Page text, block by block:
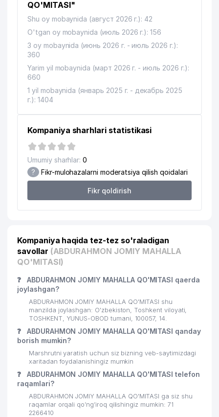
QO'MITASI"
Shu oy mobaynida (август 2026 г.): 42
O'tgan oy mobaynida (июль 2026 г.): 156
3 oy mobaynida (июнь 2026 г. - июль 2026 г.):
360
Yarim yil mobaynida (март 2026 г. - июль 2026 г.):
660
1 yil mobaynida (январь 2025 г. - декабрь 2025
г.): 1404
Kompaniya sharhlari statistikasi
Umumiy sharhlar: 0
? Fikr-mulohazalarni moderatsiya qilish qoidalari
Fikr qoldirish
Kompaniya haqida tez-tez so'raladigan
savollar (ABDURAHMON JOMIY MAHALLA
QO'MITASI)
❓
ABDURAHMON JOMIY MAHALLA QO'MITASI qaerda
joylashgan?
ABDURAHMON JOMIY MAHALLA QO'MITASI shu
manzilda joylashgan: O'zbekiston, Toshkent viloyati,
TOSHKENT, YUNUS-OBOD tumani, 100057, 14.
❓
ABDURAHMON JOMIY MAHALLA QO'MITASI qanday
borish mumkin?
Marshrutni yaratish uchun siz bizning veb-saytimizdagi
xaritadan foydalanishingiz mumkin
❓
ABDURAHMON JOMIY MAHALLA QO'MITASI telefon
raqamlari?
ABDURAHMON JOMIY MAHALLA QO'MITASI ga siz shu
raqamlar orqali qo’ng’iroq qilishingiz mumkin: 71
2266410